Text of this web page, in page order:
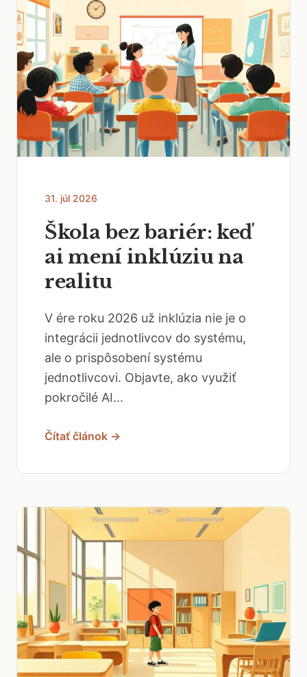
31. júl 2026
Škola bez bariér: keď
ai mení inklúziu na
realitu
V ére roku 2026 už inklúzia nie je o
integrácii jednotlivcov do systému,
ale o prispôsobení systému
jednotlivcovi. Objavte, ako využiť
pokročilé AI...
Čítať článok →